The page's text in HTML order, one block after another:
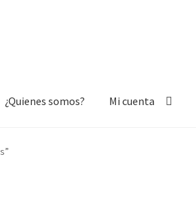
¿Quienes somos? Mi cuenta
Mi cuenta